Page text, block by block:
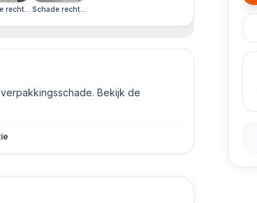
· Engels Display
voorkant · Engels Display
rechterzijkant · Schade voorkant · Engels Display
Schade rechterzijkant · Schade voorkant · Engels Display
Bekijk de